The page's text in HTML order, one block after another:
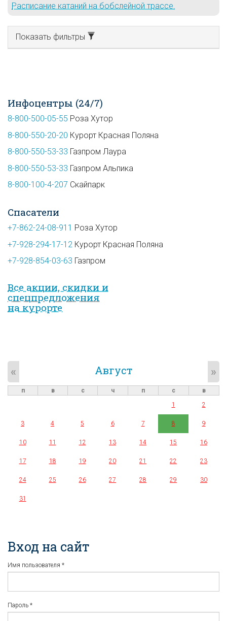
Расписание катаний на бобслейной трассе.
Показать фильтры
Инфоцентры (24/7)
8-800-500-05-55 Роза Хутор
8-800-550-20-20 Курорт Красная Поляна
8-800-550-53-33 Газпром Лаура
8-800-550-53-33 Газпром Альпика
8-800-100-4-207 Скайпарк
Спасатели
+7-862-24-08-911 Роза Хутор
+7-928-294-17-12 Курорт Красная Поляна
+7-928-854-03-63 Газпром
Все акции, скидки и
спец­предложе­ния
на курорте
Август
« »
п в с ч п с
в
1
2
3 4 5 6 7 8 9
10 11 12 13 14 15 16
17 18 19 20 21 22 23
24 25 26 27 28 29 30
31
Вход на сайт
Имя пользователя *
Пароль *